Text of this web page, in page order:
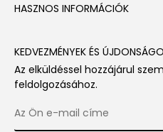
HASZNOS INFORMÁCIÓK
KEDVEZMÉNYEK ÉS
Az elküldéssel hozzájárul
feldolgozásához.